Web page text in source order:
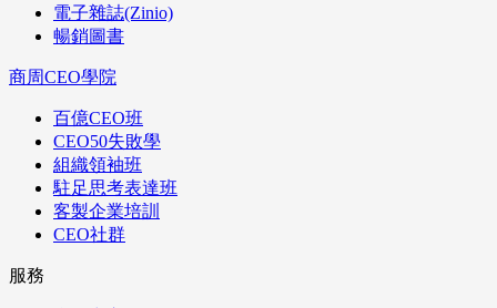
電子雜誌(Zinio)
暢銷圖書
商周CEO學院
百億CEO班
CEO50失敗學
組織領袖班
駐足思考表達班
客製企業培訓
CEO社群
服務